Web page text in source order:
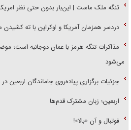
تنگه ملک ماست | این‌بار بدون حتی نظر
دردسر همزمان آمریکا و اوکراین با ته
مذاکرات تنگه هرمز با عمان دوجانبه است؛
می‌شود
جزئیات برگزاری پیاده‌روی جاماندگان اربعین در
اربعین؛ زبان مشترک قدم‌ها
فوتبال و آن «بالا»!